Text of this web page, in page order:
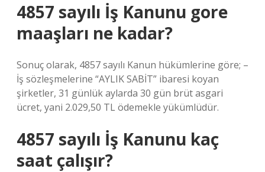
4857 sayılı İş Kanunu gore
maaşları ne kadar?
Sonuç olarak, 4857 sayılı Kanun hükümlerine göre; –
İş sözleşmelerine “AYLIK SABİT” ibaresi koyan
şirketler, 31 günlük aylarda 30 gün brüt asgari
ücret, yani 2.029,50 TL ödemekle yükümlüdür.
4857 sayılı İş Kanunu kaç
saat çalışır?